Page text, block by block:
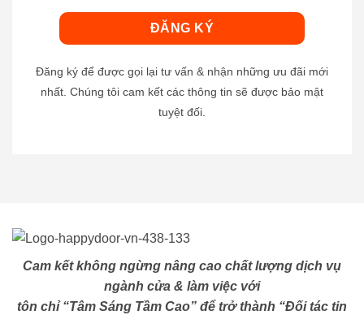
Đăng ký để được gọi lại tư vấn & nhận những ưu đãi mới
nhất. Chúng tôi cam kết các thông tin sẽ được bảo mật
tuyệt đối.
Cam kết không ngừng nâng cao chất lượng dịch vụ
ngành cửa & làm việc với
tôn chỉ “Tâm Sáng Tầm Cao” để trở thành “Đối tác tin